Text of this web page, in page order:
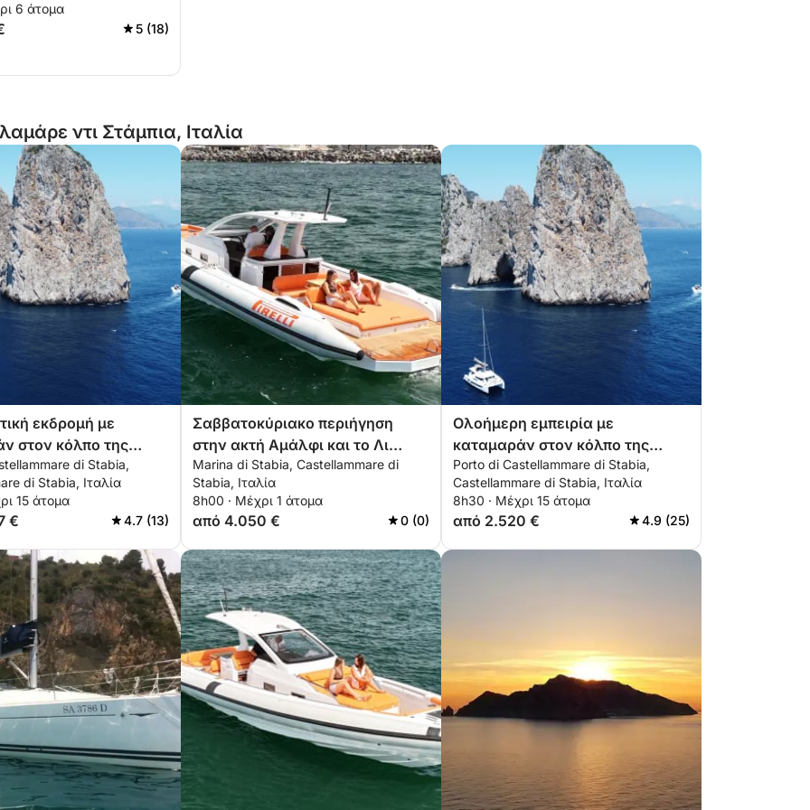
6 άτομα
5 (18)
ντι Στάμπια, Ιταλία
εκδρομή με
στον κόλπο της
di Stabia,
di Stabia, Ιταλία
15 άτομα
€ 4.7 (13)
Σαββατοκύριακο περιήγηση
στην ακτή Αμάλφι και το Λι
Γκάλι
Marina di Stabia, Castellammare di
Stabia, Ιταλία
8h00 · Μέχρι 1 άτομα
από 4.050 € 0 (0)
Ολοήμερη εμπειρία με
καταμαράν στον κόλπο της
Νάπολης
Porto di Castellammare di Stabia,
Castellammare di Stabia, Ιταλία
8h30 · Μέχρι 15 άτομα
από 2.520 € 4.9 (25)